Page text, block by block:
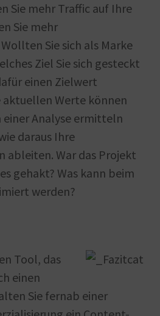
Sie mehr Traffic auf Ihre
Sie mehr
Sie sich als Marke
Ziel Sie sich gesteckt
einen Zielwert
Werte können
einer Analyse ermitteln
daraus Ihre
ableiten. War das Projekt
gehakt? Was kann beim
werden?
Tool, das
einen
Sie fernab einer